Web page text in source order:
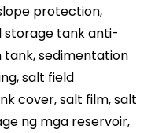
protection,
storage tank anti-
sedimentation
salt field
cover, salt film, salt
ng mga reservoir,